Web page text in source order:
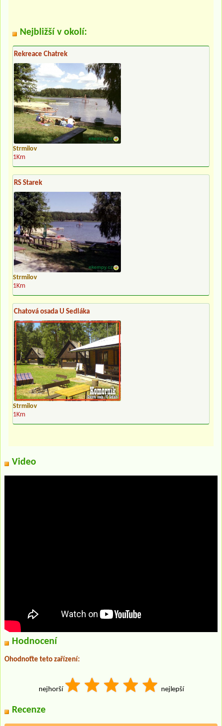
Nejbližší v okolí:
Rekreace Chatrek
Strmilov
1Km
RS Starek
Strmilov
1Km
Chatová osada U Sedláka
Strmilov
1Km
Video
Hodnocení
Ohodnoťte teto zařízení:
nejhorší nejlepší
Recenze